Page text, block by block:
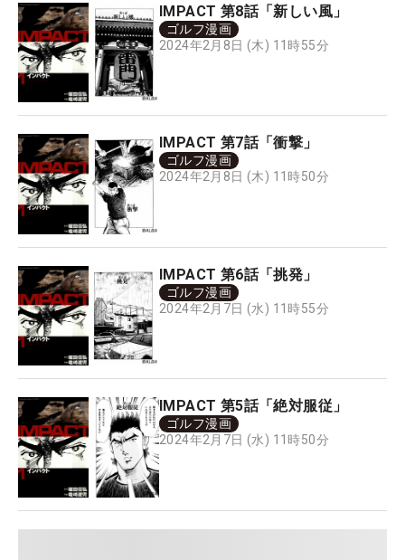
IMPACT 第8話「新しい風」
ゴルフ漫画
2024年2月8日 (木) 11時55分
IMPACT 第7話「衝撃」
ゴルフ漫画
2024年2月8日 (木) 11時50分
IMPACT 第6話「挑発」
ゴルフ漫画
2024年2月7日 (水) 11時55分
IMPACT 第5話「絶対服従」
ゴルフ漫画
2024年2月7日 (水) 11時50分